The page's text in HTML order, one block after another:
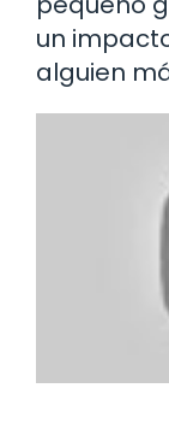
un
alguien